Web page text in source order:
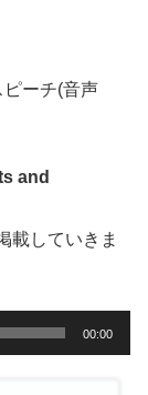
ーチ(音声
and
載していきま
00:00